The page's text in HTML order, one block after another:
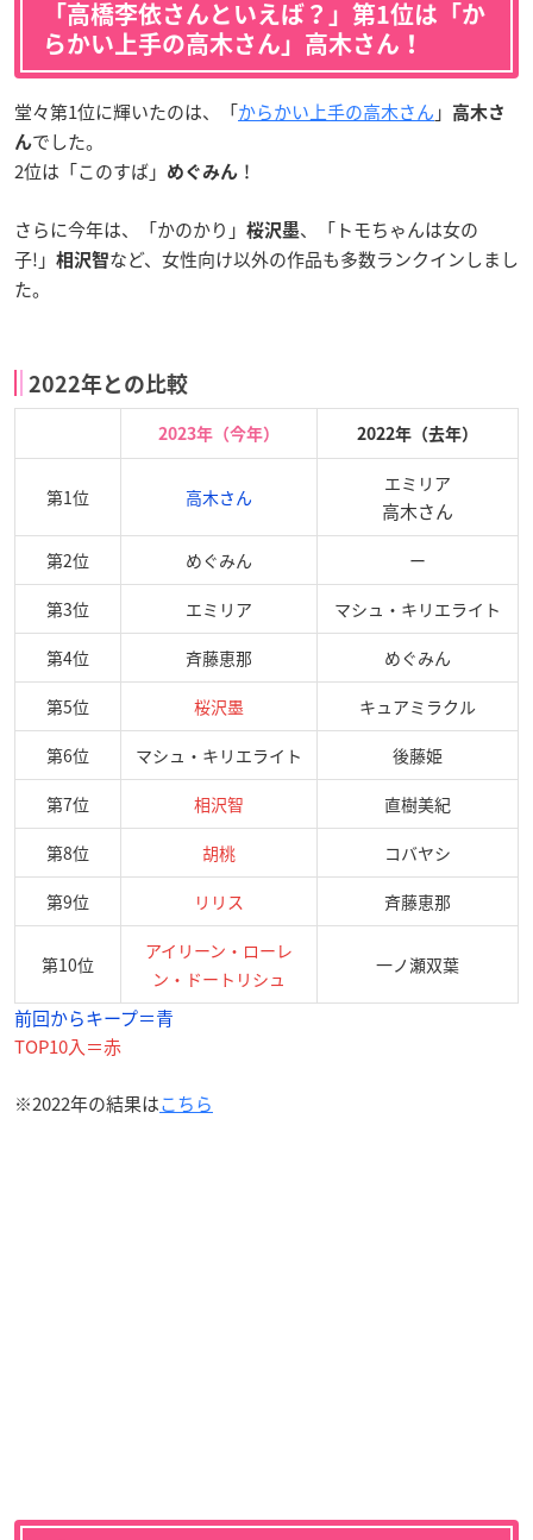
「高橋李依さんといえば？」第1位は「か
らかい上手の高木さん」 高木さん！
堂々第1位に輝いたのは、「からかい上手の高木さん 」
高木さ
んでした。
2位は「このすば」
めぐみん ！
さらに今年は、「かのかり」 桜沢墨、「トモちゃんは女の
子!」 相沢智など、女性向け以外の作品も多数ランクインしまし
た。
2022年との比較
2023年（今年） 2022年（去年）
第1位 高木さん
エミリア
高木さん
第2位 めぐみん ー
第3位 エミリア マシュ・キリエライト
第4位 斉藤恵那 めぐみん
第5位 桜沢墨 キュアミラクル
第6位 マシュ・キリエライト 後藤姫
第7位 相沢智 直樹美紀
第8位 胡桃 コバヤシ
第9位 リリス 斉藤恵那
第10位
アイリーン・ローレ
ン・ドートリシュ
一ノ瀬双葉
前回からキープ＝青
TOP10入＝赤
※2022年の結果はこちら